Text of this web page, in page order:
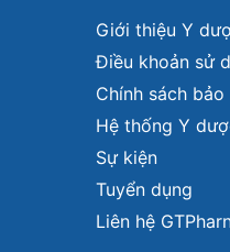
Giới thiệu Y
Điều khoản sử
Chính sách bảo
Hệ thống Y
Sự kiện
Tuyển dụng
Liên hệ